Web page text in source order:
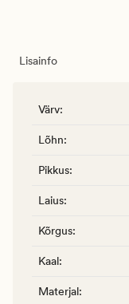
Lisainfo
Värv:
Lõhn:
Pikkus:
Laius:
Kõrgus:
Kaal:
Materjal: